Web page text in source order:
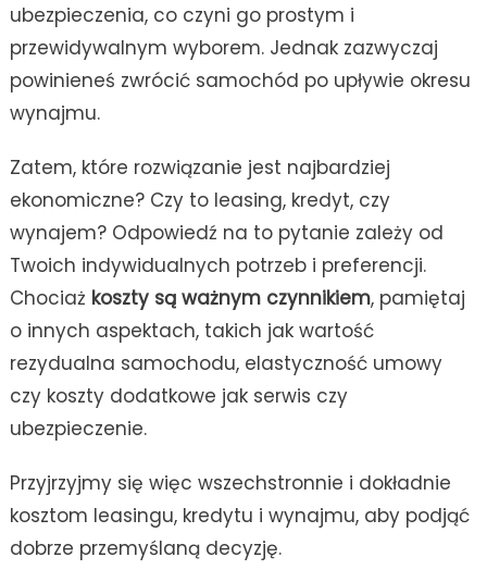
ubezpieczenia, co czyni go prostym i
przewidywalnym wyborem. Jednak zazwyczaj
powinieneś zwrócić samochód po upływie okresu
wynajmu.
Zatem, które rozwiązanie jest najbardziej
ekonomiczne? Czy to leasing, kredyt, czy
wynajem? Odpowiedź na to pytanie zależy od
Twoich indywidualnych potrzeb i preferencji.
Chociaż koszty są ważnym czynnikiem, pamiętaj
o innych aspektach, takich jak wartość
rezydualna samochodu, elastyczność umowy
czy koszty dodatkowe jak serwis czy
ubezpieczenie.
Przyjrzyjmy się więc wszechstronnie i dokładnie
kosztom leasingu, kredytu i wynajmu, aby podjąć
dobrze przemyślaną decyzję.